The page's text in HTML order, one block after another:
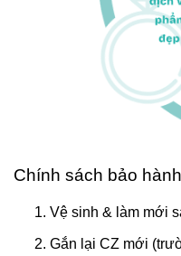
Chính sách bảo
Vệ sinh & làm mới
Gắn lại CZ mới